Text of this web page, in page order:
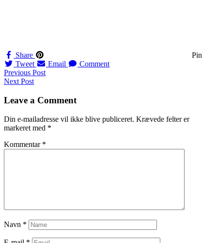
Share
Pin
Tweet
Email Comment
Navigation
til
indlæg
Previous Post
Next Post
Leave a Comment
Din e-mailadresse vil ikke blive publiceret. Krævede felter er
markeret med *
Kommentar *
Navn *